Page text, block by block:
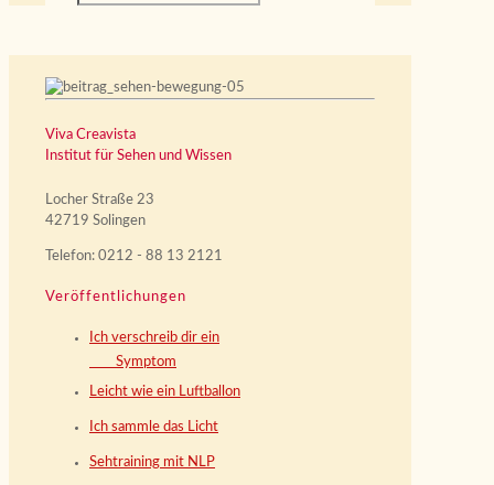
Viva Creavista
Institut für Sehen und Wissen
Locher Straße 23
42719 Solingen
Telefon: 0212 - 88 13 2121
Veröffentlichungen
Ich verschreib dir ein
Symptom
Leicht wie ein Luftballon
Ich sammle das Licht
Sehtraining mit NLP